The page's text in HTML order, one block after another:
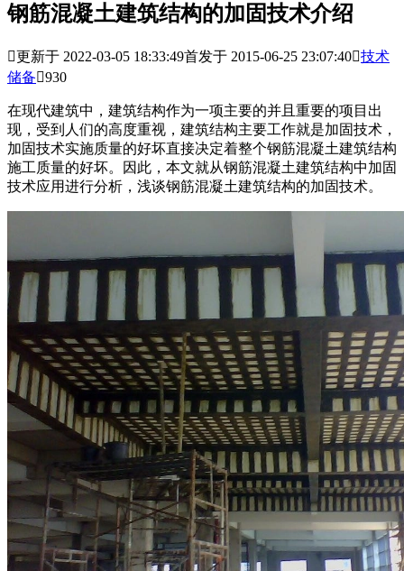
钢筋混凝土建筑结构的加固技术介绍
更新于 2022-03-05 18:33:49首发于 2015-06-25 23:07:40技术
储备930
在现代建筑中，建筑结构作为一项主要的并且重要的项目出
现，受到人们的高度重视，建筑结构主要工作就是加固技术，
加固技术实施质量的好坏直接决定着整个钢筋混凝土建筑结构
施工质量的好坏。因此，本文就从钢筋混凝土建筑结构中加固
技术应用进行分析，浅谈钢筋混凝土建筑结构的加固技术。